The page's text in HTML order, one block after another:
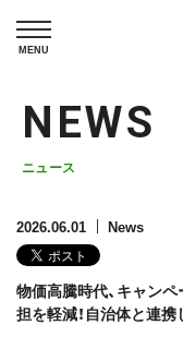
MENU
NEWS
ニュース
2026.06.01 News
物価高騰時代、キャン
担を軽減！自治体と連